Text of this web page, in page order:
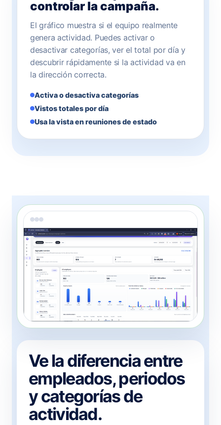
controlar la campaña.
El gráfico muestra si el equipo realmente
genera actividad. Puedes activar o
desactivar categorías, ver el total por día y
descubrir rápidamente si la actividad va en
la dirección correcta.
Activa o desactiva categorías
Vistos totales por día
Usa la vista en reuniones de estado
Ve la diferencia entre
empleados, periodos
y categorías de
actividad.